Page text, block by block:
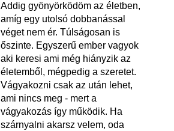
Addig gyönyörködöm az életben,
amíg egy utolsó dobbanással
véget nem ér. Túlságosan is
őszinte. Egyszerű ember vagyok
aki keresi ami még hiányzik az
életemből, mégpedig a szeretet.
Vágyakozni csak az után lehet,
ami nincs meg - mert a
vágyakozás így működik. Ha
szárnyalni akarsz velem, oda